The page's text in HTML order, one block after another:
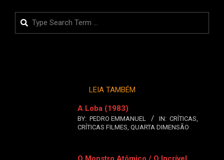
Search
LEIA TAMBÉM
A Loba (1983)
BY: PEDRO EMMANUEL IN: CRÍTICAS
CRÍTICAS FILMES QUARTA DIMENSÃO